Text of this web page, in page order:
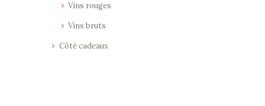
Vins rouges
Vins bruts
Côté cadeaux